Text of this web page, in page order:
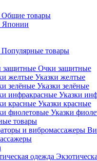
Общие товары
Японии
Популярные товары
Очки защитные
Указки желтые
Указки зелёные
Указки
Указки красные
Указки
товары